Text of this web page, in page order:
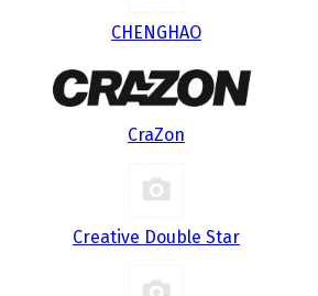
CHENGHAO
CraZon
Creative Double Star